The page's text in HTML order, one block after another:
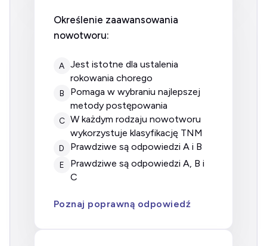
Określenie zaawansowania
nowotworu:
A
jest istotne dla ustalenia
rokowania chorego
B
pomaga w wybraniu najlepszej
metody postępowania
C w każdym rodzaju nowotworu
wykorzystuje klasyfikację TNM
D prawdziwe są odpowiedzi A i B
E
prawdziwe są odpowiedzi A, B i
C
Poznaj poprawną odpowiedź